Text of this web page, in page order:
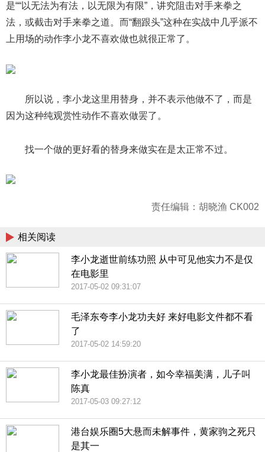
是““以无法为有法，以无限为有限”，讲究阻击对手来拳之
法，或截击对手来拳之道。而“翻跟头”这种在实战中几乎派不
上用场的动作李小龙不喜欢做也就很正常了。
所以说，李小龙这里用替身，并不表示他做不了，而是
因为这种纯观赏性动作不喜欢做罢了。
找一个做的更好看的替身来做实在是太正常不过。
责任编辑：胡晓渔 CK002
相关阅读
李小龙逝世前练功照 从中可见他实力不是仅
在电影里
2017-05-02 09:31:07
毛泽东夸李小龙功夫好 来好电影文件都不看
了
2017-05-02 14:59:20
李小龙最佳扮演者，如今幸福美满，儿子叫
陈真
2017-05-03 09:27:12
港台娱乐圈5大悬而未解事件，黄家驹之死只
是其一